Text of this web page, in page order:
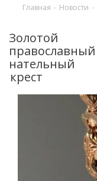
Главная - Новости -
Золотой
православный
нательный
крест